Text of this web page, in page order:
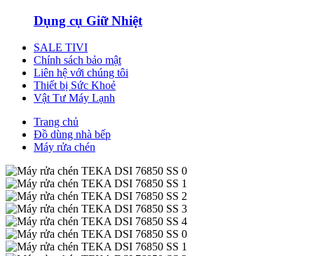
Dụng cụ Giữ Nhiệt
SALE TIVI
Chính sách bảo mật
Liên hệ với chúng tôi
Thiết bị Sức Khoẻ
Vật Tư Máy Lạnh
Trang chủ
Đồ dùng nhà bếp
Máy rửa chén